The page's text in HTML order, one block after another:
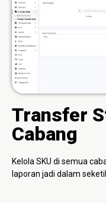
Transfer
Cabang
Kelola SKU di semua
laporan jadi dalam